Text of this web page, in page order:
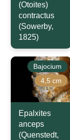
(Otoites)
contractus
(Sowerby,
1825)
Bajocium
4,5 cm
Epalxites
anceps
(Quenstedt,